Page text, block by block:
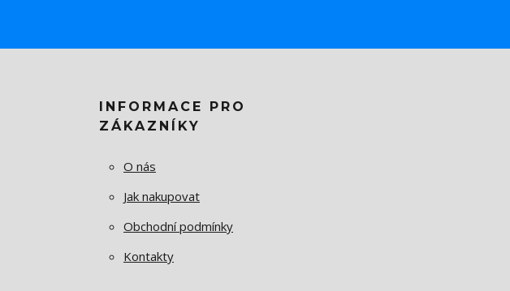
INFORMACE PRO
ZÁKAZNÍKY
O nás
Jak nakupovat
Obchodní podmínky
Kontakty